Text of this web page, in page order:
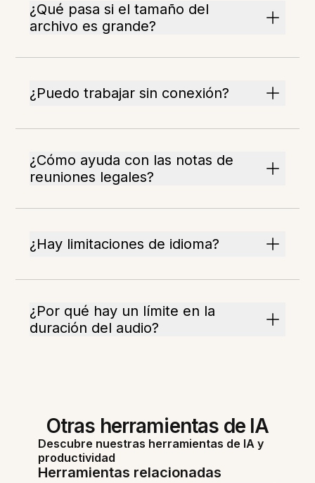
¿Qué pasa si el tamaño del
archivo es grande?
¿Puedo trabajar sin conexión?
¿Cómo ayuda con las notas de
reuniones legales?
¿Hay limitaciones de idioma?
¿Por qué hay un límite en la
duración del audio?
Otras herramientas de IA
Descubre nuestras herramientas de IA y
productividad
Herramientas relacionadas